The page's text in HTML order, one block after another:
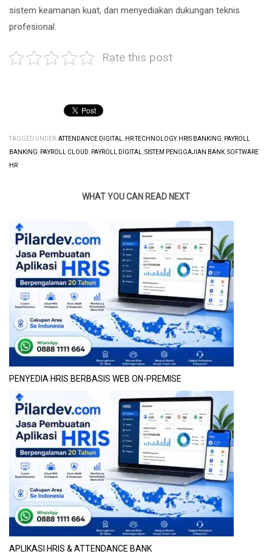
sistem keamanan kuat, dan menyediakan dukungan teknis
profesional.
Rate this post
TAGGED UNDER:ATTENDANCE DIGITAL HR TECHNOLOGY, HRIS BANKING
PAYROLL
BANKING
PAYROLL CLOUD PAYROLL DIGITAL SISTEM PENGGAJIAN BANK SOFTWARE
HR
WHAT YOU CAN READ NEXT
PENYEDIA HRIS BERBASIS WEB ON-PREMISE
APLIKASI HRIS & ATTENDANCE BANK